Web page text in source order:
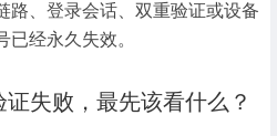
路、登录会话、双重验证或设备
经永久失效。
失败，最先该看什么？